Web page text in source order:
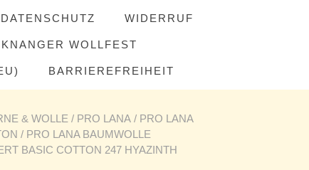
DATENSCHUTZ WIDERRUF
WOLLFEST
BARRIEREFREIHEIT
& WOLLE / PRO LANA / PRO LANA
/ PRO LANA BAUMWOLLE
BASIC COTTON 247 HYAZINTH